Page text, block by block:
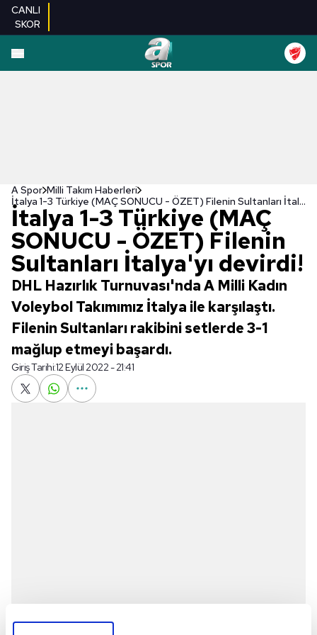
CANLI
SKOR
A Spor Milli Takım Haberleri
İtalya 1-3 Türkiye (MAÇ SONUCU - ÖZET) Filenin Sultanları İtalya'yı devirdi!
İtalya 1-3 Türkiye (MAÇ
SONUCU - ÖZET) Filenin
Sultanları İtalya'yı devirdi!
DHL Hazırlık Turnuvası'nda A Milli Kadın
Voleybol Takımımız İtalya ile karşılaştı.
Filenin Sultanları rakibini setlerde 3-1
mağlup etmeyi başardı.
Giriş Tarihi:12 Eylül 2022 - 21:41